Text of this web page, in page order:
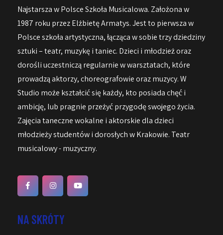
Najstarsza w Polsce Szkoła Musicalowa. Założona w
1987 roku przez Elżbietę Armatys. Jest to pierwsza w
Polsce szkoła artystyczna, łącząca w sobie trzy dziedziny
sztuki – teatr, muzykę i taniec. Dzieci i młodzież oraz
dorośli uczestniczą regularnie w warsztatach, które
prowadzą aktorzy, choreografowie oraz muzycy. W
Studio może kształcić się każdy, kto posiada chęć i
ambicję, lub pragnie przeżyć przygodę swojego życia.
Zajęcia taneczne wokalne i aktorskie dla dzieci
młodzieży studentów i dorosłych w Krakowie. Teatr
musicalowy - muzyczny.
NA SKRÓTY